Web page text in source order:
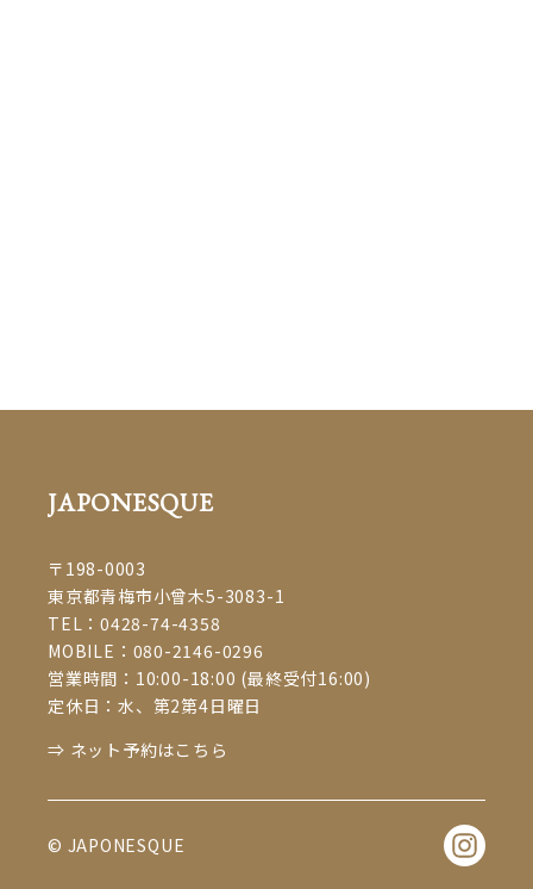
スタイル #青梅 #青梅市 #ome #飯能 #プライベートサロン #子連れok #マツ
和服 #撮影 #ヘアアレンジ #着付け #マツエク #eyelash #まつげエクステ #ボ
リュームラッシュ #beauty #まつえく #まつげえくすて #大人女子 #ママスタ
イル #青梅 #青梅市 #ome #飯能 #プライベートサロン #子連れok #マツエク
サロンjaponespue
#青梅市マツエク #青梅市マツエク #青梅市まつ
エク #青梅市前撮り #青梅市成人式
青梅市着付け
式 #青梅市振り袖 #青梅市着付け#
青梅
JAPONESQUE
〒198-0003
東京都青梅市小曾木5-3083-1
TEL：0428-74-4358
MOBILE： 080-2146-0296
営業時間：10:00-18:00 (最終受付16:00)
定休日：水、第2第4日曜日
⇒ ネット予約はこちら
© JAPONESQUE